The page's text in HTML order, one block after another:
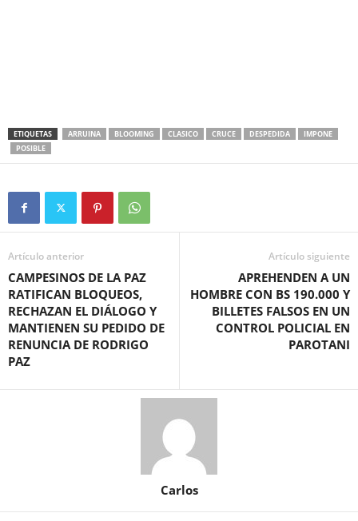
ETIQUETAS ARRUINA BLOOMING CLASICO CRUCE DESPEDIDA
IMPONE
POSIBLE
Artículo anterior
CAMPESINOS DE LA PAZ
RATIFICAN BLOQUEOS,
RECHAZAN EL DIÁLOGO Y
MANTIENEN SU PEDIDO DE
RENUNCIA DE RODRIGO
PAZ
Artículo siguiente
APREHENDEN A UN
HOMBRE CON BS 190.000 Y
BILLETES FALSOS EN UN
CONTROL POLICIAL EN
PAROTANI
Carlos